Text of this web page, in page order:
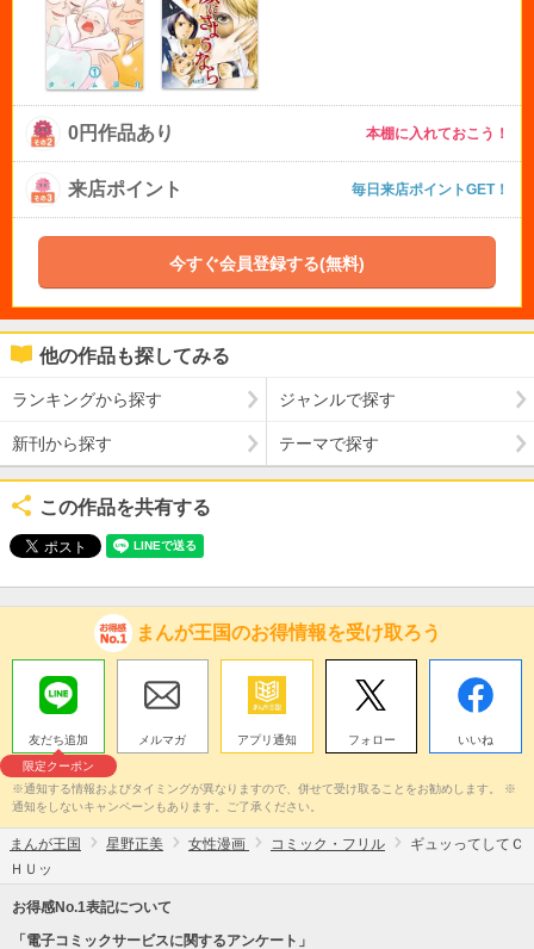
0円作品あり 本棚に入れておこう！
来店ポイント 毎日来店ポイントGET！
今すぐ会員登録する(無料)
他の作品も探してみる
ランキングから探す ジャンルで探す
新刊から探す テーマで探す
この作品を共有する
まんが王国のお得情報を受け取ろう
友だち追加
限定クーポン
メルマガ アプリ通知 フォロー いいね
※通知する情報およびタイミングが異なりますので、併せて受け取ることをお勧めします。 ※
通知をしないキャンペーンもあります。ご了承ください。
まんが王国 星野正美 女性漫画 コミック・フリル
ギュッってしてＣ
ＨＵッ
お得感No.1表記について
「電子コミックサービスに関するアンケート」